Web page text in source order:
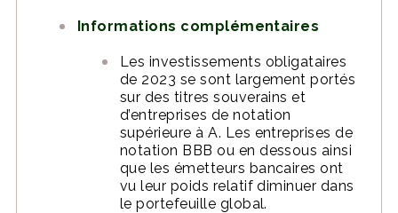
Informations complémentaires
Les investissements obligataires
de 2023 se sont largement portés
sur des titres souverains et
d’entreprises de notation
supérieure à A. Les entreprises de
notation BBB ou en dessous ainsi
que les émetteurs bancaires ont
vu leur poids relatif diminuer dans
le portefeuille global.